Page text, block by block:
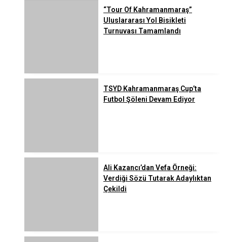
“Tour Of Kahramanmaraş”
Uluslararası Yol Bisikleti
Turnuvası Tamamlandı
TSYD Kahramanmaraş Cup’ta
Futbol Şöleni Devam Ediyor
Ali Kazancı’dan Vefa Örneği:
Verdiği Sözü Tutarak Adaylıktan
Çekildi